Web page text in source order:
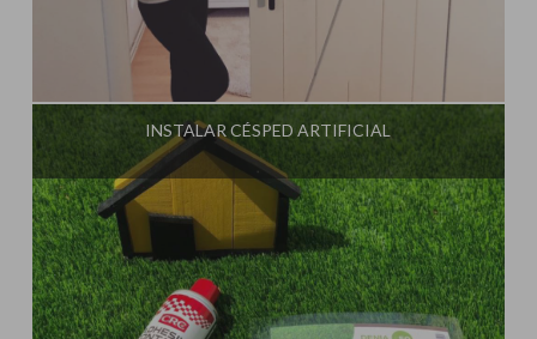
Influencer: Steffido
INSTALAR CÉSPED ARTIFICIAL